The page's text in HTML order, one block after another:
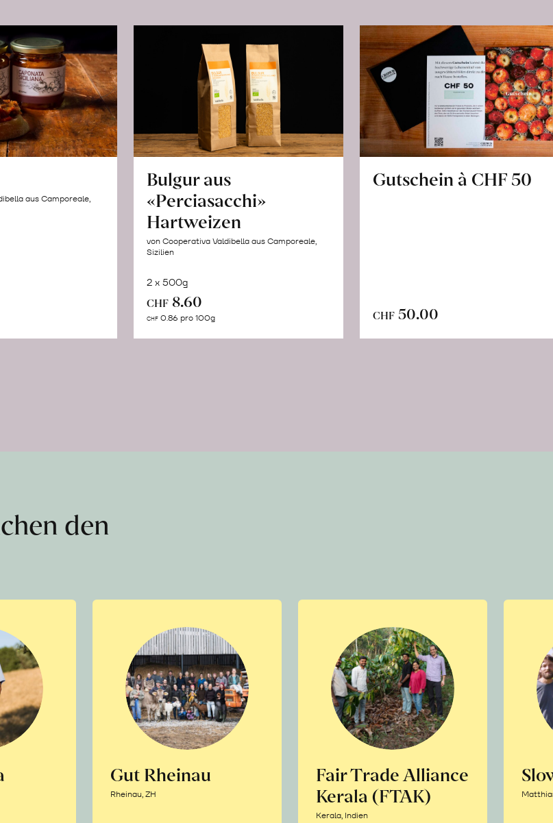
aus Camporeale,
Bulgur aus
«Perciasacchi»
Hartweizen
von Cooperativa Valdibella aus Camporeale,
Sizilien
2 x 500g
CHF 8.60
CHF 0.86 pro 100g
Gutschein à CHF 50
CHF 50.00
Warenkorb
den
Gut Rheinau
Rheinau, ZH
Fair Trade Alliance
Kerala (FTAK)
Kerala, Indien